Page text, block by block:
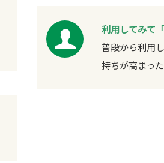
利用してみて
普段から利用
持ちが高まっ